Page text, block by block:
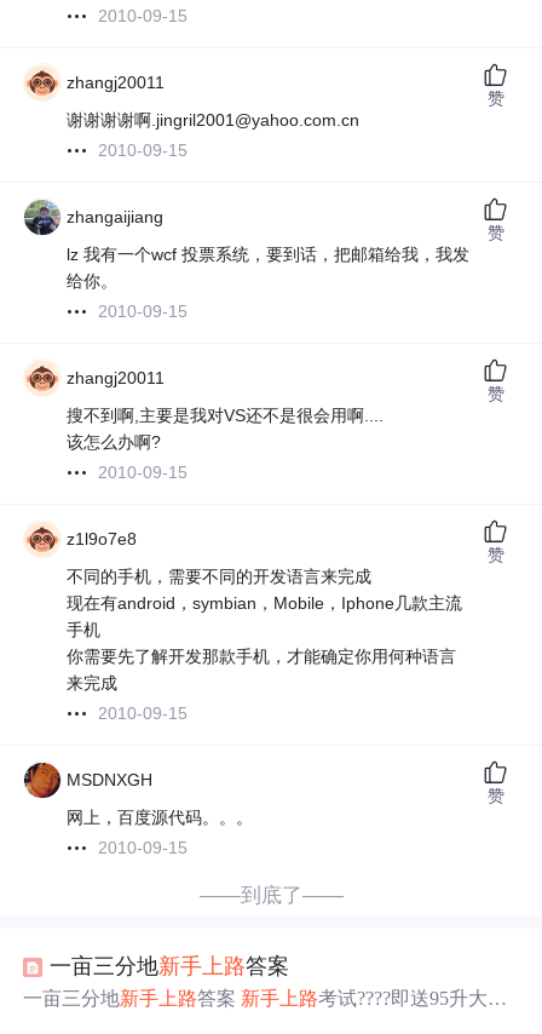
2010-09-15
zhangj20011
谢谢谢谢啊.jingril2001@yahoo.com.cn
2010-09-15
赞
zhangaijiang
lz 我有一个wcf 投票系统，要到话，把邮箱给我，我发
给你。
2010-09-15
赞
zhangj20011
搜不到啊,主要是我对VS还不是很会用啊....
该怎么办啊?
2010-09-15
赞
z1l9o7e8
不同的手机，需要不同的开发语言来完成
现在有android，symbian，Mobile，Iphone几款主流
手机
你需要先了解开发那款手机，才能确定你用何种语言
来完成
2010-09-15
赞
MSDNXGH
网上，百度源代码。。。
2010-09-15
赞
——到底了——
一亩三分地新手上路答案
一亩三分地新手 上路答案 新手 上路考试????即送95升大